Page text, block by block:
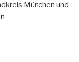
München und